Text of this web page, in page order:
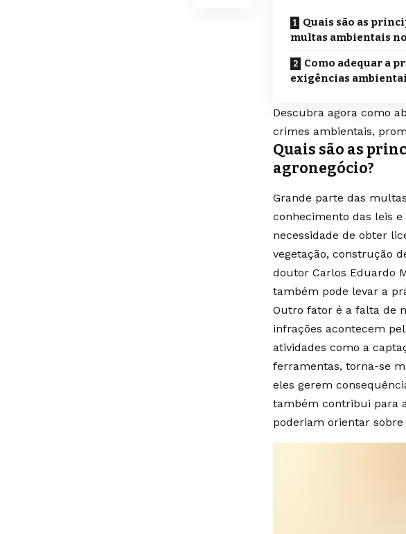
Quais são as
multas ambientais
Como adequar a
exigências
Descubra agora como
crimes ambientais,
Quais são as
agronegócio?
Grande parte das
conhecimento das leis
necessidade de obter
vegetação, construção
doutor Carlos Eduardo
também pode levar a
Outro fator é a falta de
infrações acontecem
atividades como a
ferramentas, torna-se
eles gerem
também contribui para
poderiam orientar